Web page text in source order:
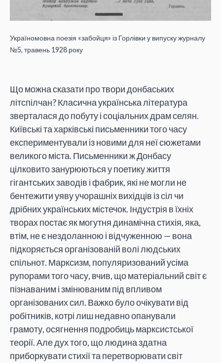
Україномовна поезія «забойця» із Горлівки у випуску журналу
№5, травень 1928 року
Що можна сказати про твори донбаських
літспілчан? Класична українська література
зверталася до побуту і соціальних драм селян.
Київські та харківські письменники того часу
експериментували із новими для неї сюжетами
великого міста. Письменники ж Донбасу
цілковито занурюються у поетику життя
гігантських заводів і фабрик, які не могли не
бентежити уяву учорашніх вихідців із сіл чи
дрібних українських містечок. Індустрія в їхніх
творах постає як могутня динамічна стихія, яка,
втім, не є нездоланною і відчуженною — вона
підкоряється організованій волі людських
спільнот. Марксизм, популяризований усіма
рупорами того часу, вчив, що матеріальний світ є
пізнаваним і змінюваним під впливом
організованих сил. Важко було очікувати від
робітників, котрі лиш недавно опанували
грамоту, осягнення подробиць марксистської
теорії. Але дух того, що людина здатна
приборкувати стихії та перетворювати світ